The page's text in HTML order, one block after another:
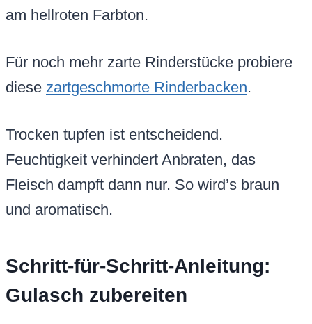
am hellroten Farbton.
Für noch mehr zarte Rinderstücke probiere
diese zartgeschmorte Rinderbacken.
Trocken tupfen ist entscheidend.
Feuchtigkeit verhindert Anbraten, das
Fleisch dampft dann nur. So wird’s braun
und aromatisch.
Schritt-für-Schritt-Anleitung:
Gulasch zubereiten